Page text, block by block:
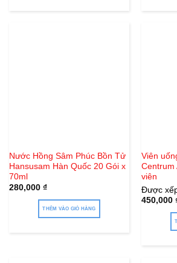
Nước Hồng Sâm Phúc Bồn Tử
Hansusam Hàn Quốc 20 Gói x
70ml
280,000 ₫
THÊM VÀO GIỎ HÀNG
Viên
Centrum
viên
Được
450,000